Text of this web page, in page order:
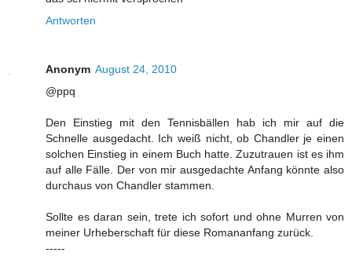
Antworten
Anonym August 24, 2010
@ppq
Den Einstieg mit den Tennisbällen hab ich mir auf die
Schnelle ausgedacht. Ich weiß nicht, ob Chandler je einen
solchen Einstieg in einem Buch hatte. Zuzutrauen ist es ihm
auf alle Fälle. Der von mir ausgedachte Anfang könnte also
durchaus von Chandler stammen.
Sollte es daran sein, trete ich sofort und ohne Murren von
meiner Urheberschaft für diese Romananfang zurück.
-----